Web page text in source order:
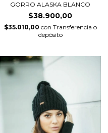
GORRO ALASKA BLANCO
$38.900,00
$35.010,00 con Transferencia o
depósito